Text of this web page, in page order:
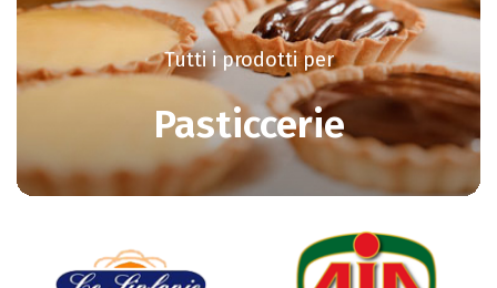
Tutti i prodotti per
Pasticcerie